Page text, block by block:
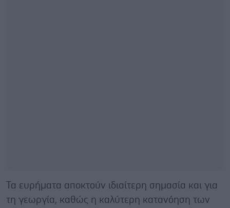
Τα ευρήματα αποκτούν ιδιαίτερη σημασία και για
τη γεωργία, καθώς η καλύτερη κατανόηση των